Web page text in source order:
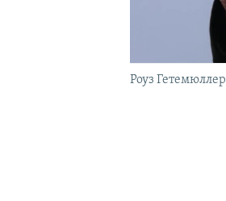
Роуз Гетемюллер